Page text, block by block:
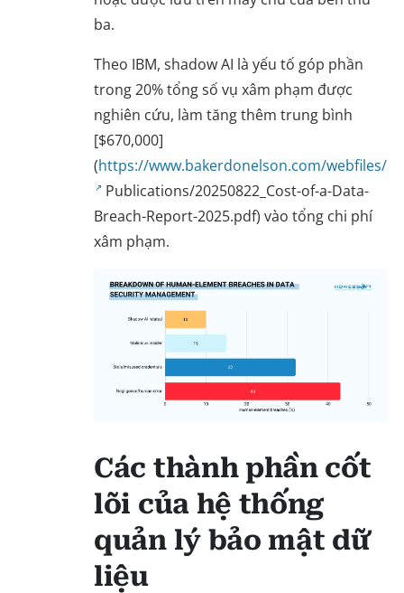
ba.
Theo IBM, shadow AI là yếu tố góp phần
trong 20% tổng số vụ xâm phạm được
nghiên cứu, làm tăng thêm trung bình
[$670,000]
(https://www.bakerdonelson.com/webfiles/
Publications/20250822_Cost-of-a-Data-
Breach-Report-2025.pdf) vào tổng chi phí
xâm phạm.
Các thành phần cốt
lõi của hệ thống
quản lý bảo mật dữ
liệu